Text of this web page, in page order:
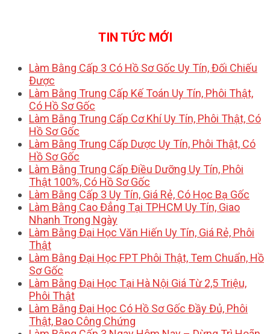
TIN TỨC MỚI
Làm Bằng Cấp 3 Có Hồ Sơ Gốc Uy Tín, Đối Chiếu
Được
Làm Bằng Trung Cấp Kế Toán Uy Tín, Phôi Thật,
Có Hồ Sơ Gốc
Làm Bằng Trung Cấp Cơ Khí Uy Tín, Phôi Thật, Có
Hồ Sơ Gốc
Làm Bằng Trung Cấp Dược Uy Tín, Phôi Thật, Có
Hồ Sơ Gốc
Làm Bằng Trung Cấp Điều Dưỡng Uy Tín, Phôi
Thật 100%, Có Hồ Sơ Gốc
Làm Bằng Cấp 3 Uy Tín, Giá Rẻ, Có Học Bạ Gốc
Làm Bằng Cao Đẳng Tại TPHCM Uy Tín, Giao
Nhanh Trong Ngày
Làm Bằng Đại Học Văn Hiến Uy Tín, Giá Rẻ, Phôi
Thật
Làm Bằng Đại Học FPT Phôi Thật, Tem Chuẩn, Hồ
Sơ Gốc
Làm Bằng Đại Học Tại Hà Nội Giá Từ 2,5 Triệu,
Phôi Thật
Làm Bằng Đại Học Có Hồ Sơ Gốc Đầy Đủ, Phôi
Thật, Bao Công Chứng